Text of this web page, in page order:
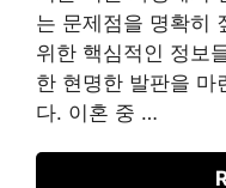
는 문제점을 명확히
위한 핵심적인 정보
한 현명한 발판을 마
다. 이혼 중 …